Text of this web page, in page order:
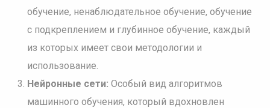
обучение, ненаблюдательное обучение, обучение
с подкреплением и глубинное обучение, каждый
из которых имеет свои методологии и
использование.
Нейронные сети: Особый вид алгоритмов
машинного обучения, который вдохновлен